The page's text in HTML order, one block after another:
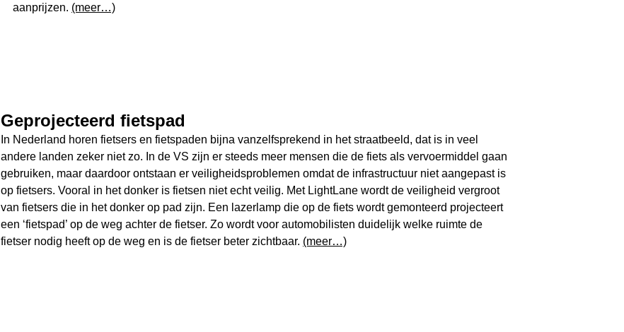
aanprijzen. (meer…)
Geprojecteerd fietspad
In Nederland horen fietsers en fietspaden bijna vanzelfsprekend in het straatbeeld, dat is in veel
andere landen zeker niet zo. In de VS zijn er steeds meer mensen die de fiets als vervoermiddel gaan
gebruiken, maar daardoor ontstaan er veiligheidsproblemen omdat de infrastructuur niet aangepast is
op fietsers. Vooral in het donker is fietsen niet echt veilig. Met LightLane wordt de veiligheid vergroot
van fietsers die in het donker op pad zijn. Een lazerlamp die op de fiets wordt gemonteerd projecteert
een ‘fietspad’ op de weg achter de fietser. Zo wordt voor automobilisten duidelijk welke ruimte de
fietser nodig heeft op de weg en is de fietser beter zichtbaar. (meer…)